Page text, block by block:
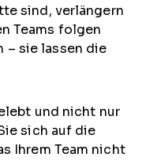
sind, verlängern
Teams folgen
– sie lassen die
und nicht nur
sich auf die
Ihrem Team nicht